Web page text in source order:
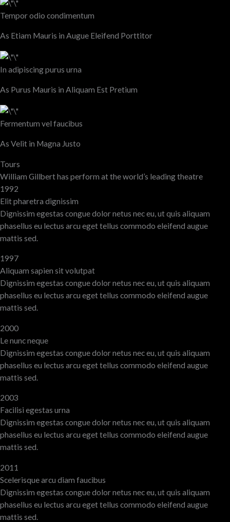
Tempor odio condimentum
As Etiam Mauris in Augue Eleifend Porttitor
In adipiscing purus urna
As Purus Mauris in Aliquam Est Pretium
Fermentum vel faucibus
As Velit in Magna Justo
Tours
William Gillbert has perform at the world’s leading theatre
1992
Elit pharetra dignissim
Dignissim egestas congue dolor netus nec eu, ut quis aliquam
phasellus eu lectus arcu eget tellus commodo eleifend augue
mattis sed.
1997
Aliquam sapien sit volutpat
Dignissim egestas congue dolor netus nec eu, ut quis aliquam
phasellus eu lectus arcu eget tellus commodo eleifend augue
mattis sed.
2000
Le nunc neque
Dignissim egestas congue dolor netus nec eu, ut quis aliquam
phasellus eu lectus arcu eget tellus commodo eleifend augue
mattis sed.
2003
Facilisi egestas urna
Dignissim egestas congue dolor netus nec eu, ut quis aliquam
phasellus eu lectus arcu eget tellus commodo eleifend augue
mattis sed.
2011
Scelerisque arcu diam faucibus
Dignissim egestas congue dolor netus nec eu, ut quis aliquam
phasellus eu lectus arcu eget tellus commodo eleifend augue
mattis sed.